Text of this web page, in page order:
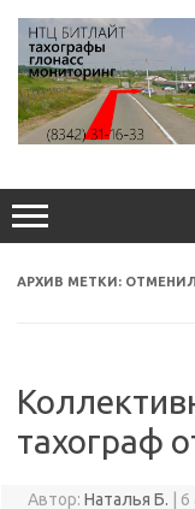
содержимому
АРХИВ МЕТКИ:
тахограф
Автор: Наталья Б. 6